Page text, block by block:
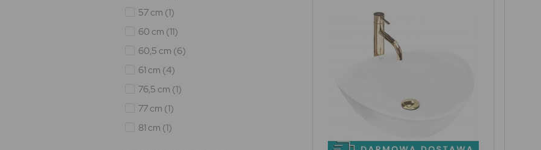
57 cm (1)
60 cm (11)
60,5 cm (6)
61 cm (4)
76,5 cm (1)
77 cm (1)
81 cm (1)